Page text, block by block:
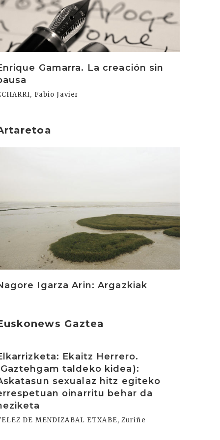
Gamarra. La creación sin
Fabio Javier
Igarza Arin: Argazkiak
Gaztea
Ekaitz Herrero.
taldeko kidea):
sexualaz hitz egiteko
oinarritu behar da
DE MENDIZABAL ETXABE, Zuriñe